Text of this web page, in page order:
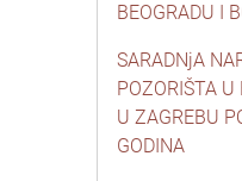
BEOGRADU I
SARADNjA
POZORIŠTA U
U ZAGREBU
GODINA